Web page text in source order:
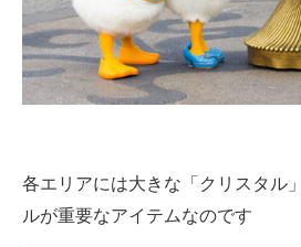
各エリアには大きな「クリスタ
ルが重要なアイテムなのです